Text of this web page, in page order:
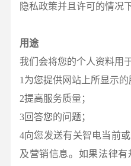
隐私政策并且许可的情况
用途
我们会将您的个人资料用
1为您提供网站上所显示的
2提高服务质量；
3回答您的问题；
4向您发送有关智电当前
及营销信息。如果法律